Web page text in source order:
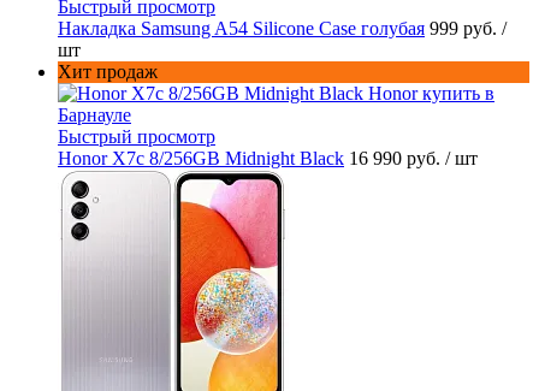
Быстрый просмотр
Накладка Samsung A54 Silicone Case голубая 999 руб. /
шт
Хит продаж
Быстрый просмотр
Honor X7c 8/256GB Midnight Black 16 990 руб. / шт